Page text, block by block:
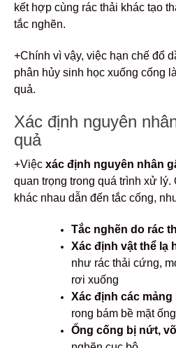
kết hợp cùng rác thải khác tạo
tắc nghẽn.
+Chính vì vậy, việc hạn chế đổ
phân hủy sinh học xuống cống
quả.
Xác định nguyên
quả
+Việc xác định nguyên nhân
quan trọng trong quá trình xử lý.
khác nhau dẫn đến tắc cống,
Tắc nghẽn do rác
Xác định vật thể lạ
như rác thải cứng,
rơi xuống
Xác định các mảng
rong bám bề mặt ống
Ống cống bị nứt,